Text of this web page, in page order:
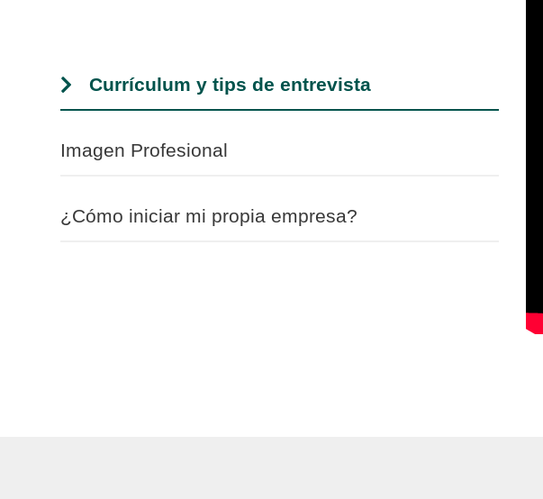
Currículum y tips de entrevista
Imagen Profesional
¿Cómo iniciar mi propia empresa?